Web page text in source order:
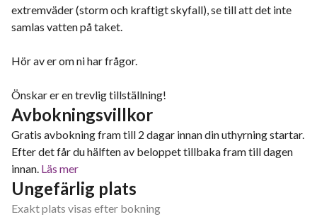
extremväder (storm och kraftigt skyfall), se till att det inte
samlas vatten på taket.
Hör av er om ni har frågor.
Önskar er en trevlig tillställning!
Avbokningsvillkor
Gratis avbokning fram till 2 dagar innan din uthyrning startar.
Efter det får du hälften av beloppet tillbaka fram till dagen
innan. Läs mer
Ungefärlig plats
Exakt plats visas efter bokning